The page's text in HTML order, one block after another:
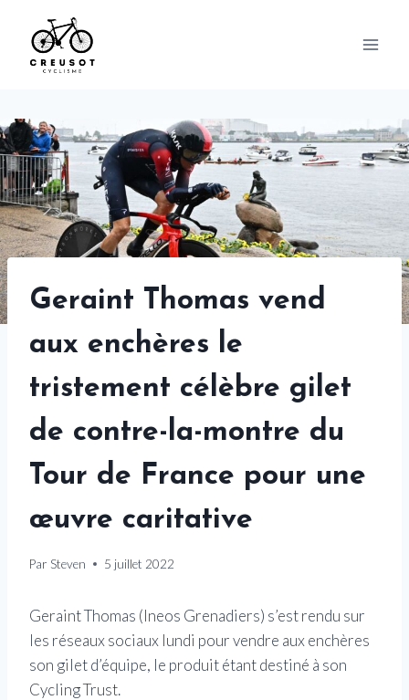
content
Geraint Thomas vend
aux enchères le
tristement célèbre gilet
de contre-la-montre du
Tour de France pour une
œuvre caritative
Par Steven 5 juillet 2022
Geraint Thomas (Ineos Grenadiers) s’est rendu sur
les réseaux sociaux lundi pour vendre aux enchères
son gilet d’équipe, le produit étant destiné à son
Cycling Trust.